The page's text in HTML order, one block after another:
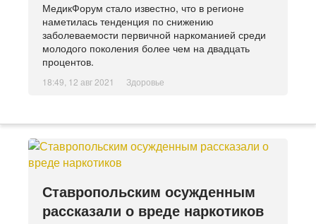
МедикФорум стало известно, что в регионе
наметилась тенденция по снижению
заболеваемости первичной наркоманией среди
молодого поколения более чем на двадцать
процентов.
18:49, 12 авг 2021 Здоровье
Ставропольским осужденным
рассказали о вреде наркотиков